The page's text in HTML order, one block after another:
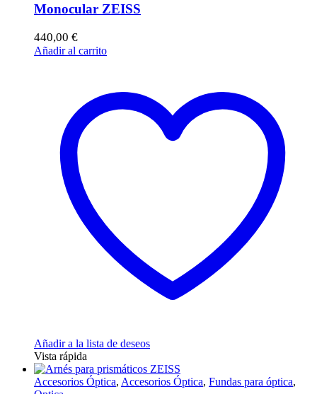
Monocular ZEISS
440,00 €
Añadir al carrito
Añadir a la lista de deseos
Vista rápida
Accesorios Óptica, Accesorios Óptica, Fundas para óptica,